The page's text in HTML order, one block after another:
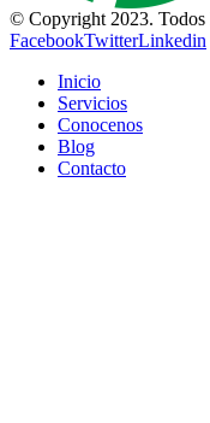
© Copyright 2023. Todos
FacebookTwitterLinkedin
Inicio
Servicios
Conocenos
Blog
Contacto